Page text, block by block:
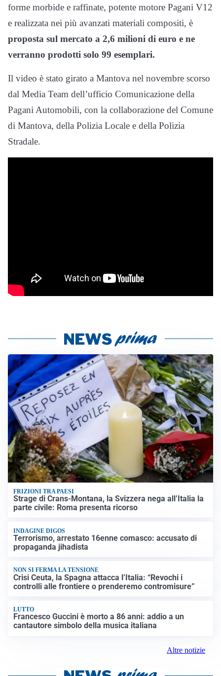
forme morbide e raffinate, potente motore Pagani V12
e realizzata nei più avanzati materiali compositi, è
proposta sul mercato a 2,6 milioni di euro e ne
verranno prodotti solo 99 esemplari.
Il video è stato girato a Mantova nel novembre scorso
dal Media Team dell’ufficio Comunicazione della
Pagani Automobili, con la collaborazione del Comune
di Mantova, della Polizia Locale e della Polizia
Stradale.
FRIZIONI TRA PAESI
Strage di Crans-Montana, la Svizzera nega all’Italia la
parte civile: Roma presenta ricorso
INDAGINE DIGOS
Terrorismo, arrestato 16enne comasco: accusato di
propaganda jihadista
NON SI FERMA LA TENSIONE
Crisi Ceuta, la Spagna attacca l’Italia: “Revochi i
controlli alle frontiere o prenderemo contromisure”
LUTTO
Francesco Guccini è morto a 86 anni: addio a un
cantautore simbolo della musica italiana
Altre notizie